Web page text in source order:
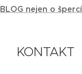
BLOG nejen o
KONTAKT